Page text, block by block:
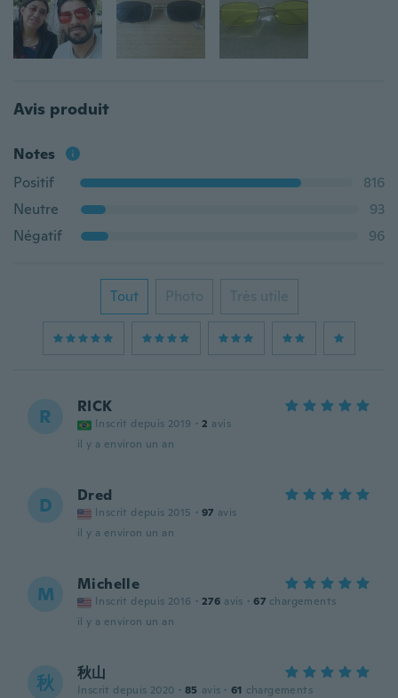
Avis produit
Notes
Positif
816
Neutre
93
Négatif
96
Tout Photo Très utile
R RICK
Inscrit depuis 2019 · 2 avis
il y a environ un an
D Dred
Inscrit depuis 2015 · 97 avis
il y a environ un an
M Michelle
Inscrit depuis 2016 · 276 avis · 67 chargements
il y a environ un an
秋 秋山
Inscrit depuis 2020 · 85 avis · 61 chargements